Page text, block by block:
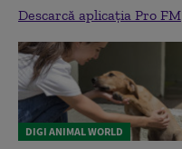
Descarcă aplicația Pro FM
DIGI ANIMAL WORLD